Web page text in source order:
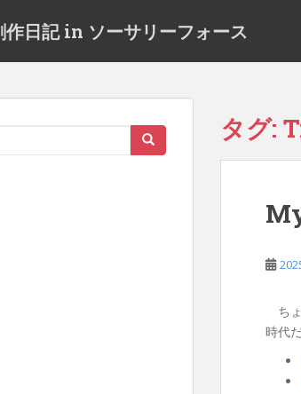
作日記 in ソーサリーフォース
タグ:
ち
時代